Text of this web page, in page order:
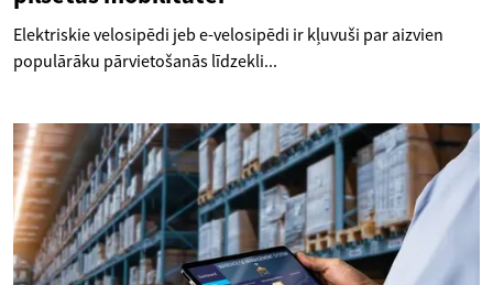
Elektriskie velosipēdi jeb e-velosipēdi ir kļuvuši par aizvien
populārāku pārvietošanās līdzekli...